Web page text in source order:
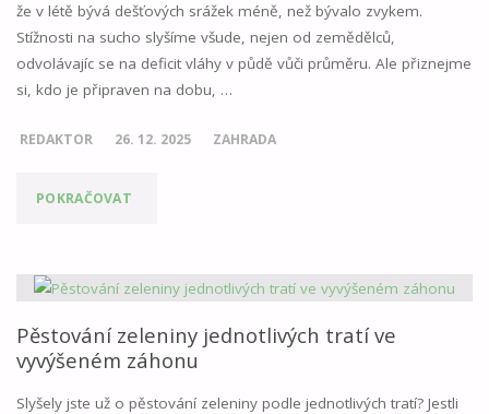
že v létě bývá dešťových srážek méně, než bývalo zvykem.
Stížnosti na sucho slyšíme všude, nejen od zemědělců,
odvolávajíc se na deficit vláhy v půdě vůči průměru. Ale přiznejme
si, kdo je připraven na dobu, …
REDAKTOR 26. 12. 2025 ZAHRADA
POKRAČOVAT
ZAPRŠÍ,
PŘIJMETE
VODU?"
Pěstování zeleniny jednotlivých tratí ve
vyvýšeném záhonu
Slyšely jste už o pěstování zeleniny podle jednotlivých tratí? Jestli